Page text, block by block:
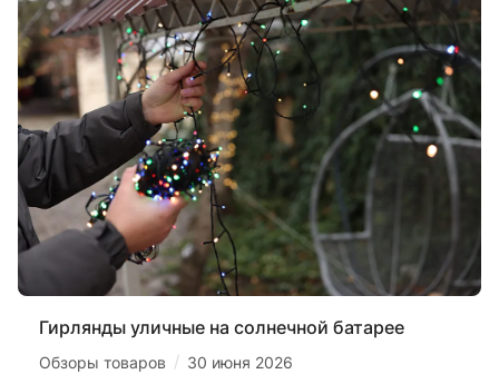
Гирлянды уличные на солнечной батарее
Обзоры товаров / 30 июня 2026